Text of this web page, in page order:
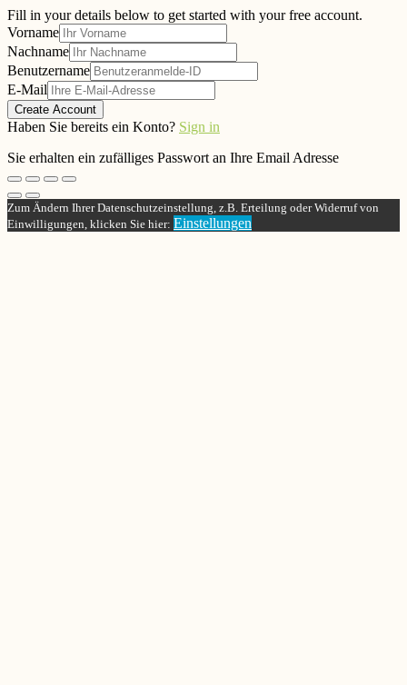
Fill in your details below to get started with your free account.
Vorname
Nachname
Benutzername
E-Mail
Create Account
Haben Sie bereits ein Konto? Sign in
Sie erhalten ein zufälliges Passwort an Ihre Email Adresse
Zum Ändern Ihrer Datenschutzeinstellung, z.B. Erteilung oder Widerruf von
Einwilligungen, klicken Sie hier: Einstellungen